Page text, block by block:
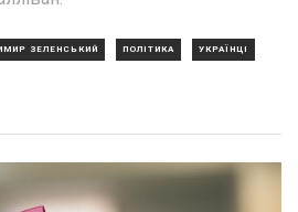
ЗЕЛЕНСЬКИЙ ПОЛІТИКА УКРАЇНЦІ